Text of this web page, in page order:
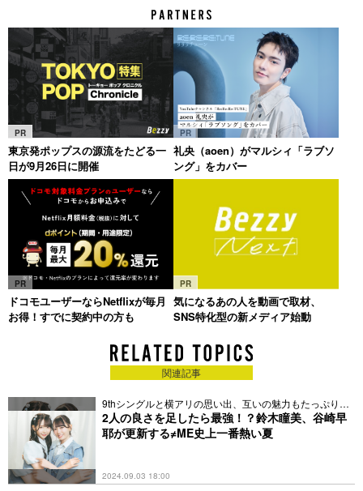
PR
東京発ポップスの源流をたどる一
日が9月26日に開催
PR
礼央（aoen）がマルシィ「ラブソ
ング」をカバー
PR
ドコモユーザーならNetflixが毎月
お得！すでに契約中の方も
PR
気になるあの人を動画で取材、
SNS特化型の新メディア始動
関連記事
9thシングルと横アリの思い出、互いの魅力もたっぷりと
語る
2人の良さを足したら最強！？鈴木瞳美、谷崎早
耶が更新する≠ME史上一番熱い夏
2024.09.03 18:00